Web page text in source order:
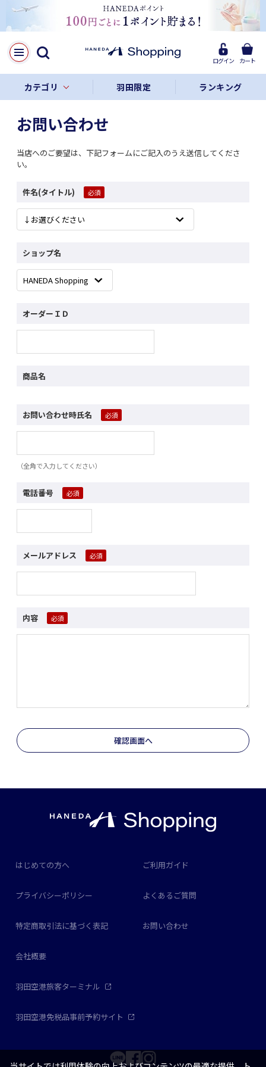
ログイン カート
カテゴリ 羽田限定 ランキング
お問い合わせ
当店へのご要望は、下記フォームにご記入のうえ送信してくださ
い。
件名(タイトル)
ショップ名
オーダーＩＤ
商品名
お問い合わせ時氏名
（全角で入力してください）
電話番号
メールアドレス
内容
はじめての方へ ご利用ガイド
プライバシーポリシー よくあるご質問
特定商取引法に基づく表記 お問い合わせ
会社概要
羽田空港旅客ターミナル
羽田空港免税品事前予約サイト